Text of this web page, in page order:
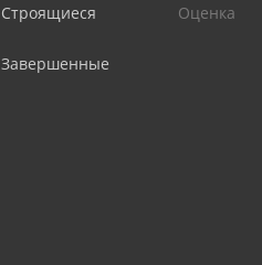
Строящиеся
Завершенные
Оценка